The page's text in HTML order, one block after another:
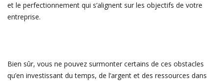
et le perfectionnement qui s’alignent sur les objectifs de votre
entreprise.
Bien sûr, vous ne pouvez surmonter certains de ces obstacles
qu’en investissant du temps, de l’argent et des ressources dans